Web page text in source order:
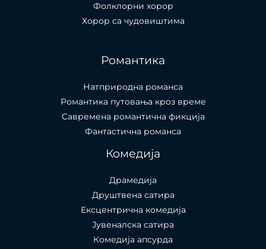
Фолклорни хорор
Хорор са чудовиштима
Романтика
Натприродна романса
Романтика путовања кроз време
Савремена романтична фикција
Фантастична романса
Комедија
Драмедија
Друштвена сатира
Ексцентрична комедија
Јувеналска сатира
Комедија апсурда